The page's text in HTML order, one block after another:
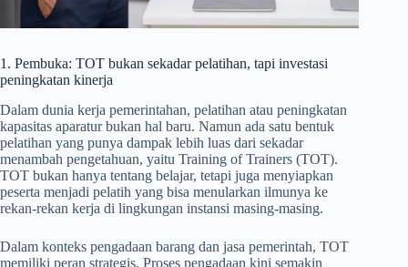
1. Pembuka: TOT bukan sekadar pelatihan, tapi investasi
peningkatan kinerja
Dalam dunia kerja pemerintahan, pelatihan atau peningkatan
kapasitas aparatur bukan hal baru. Namun ada satu bentuk
pelatihan yang punya dampak lebih luas dari sekadar
menambah pengetahuan, yaitu Training of Trainers (TOT).
TOT bukan hanya tentang belajar, tetapi juga menyiapkan
peserta menjadi pelatih yang bisa menularkan ilmunya ke
rekan-rekan kerja di lingkungan instansi masing-masing.
Dalam konteks pengadaan barang dan jasa pemerintah, TOT
memiliki peran strategis. Proses pengadaan kini semakin